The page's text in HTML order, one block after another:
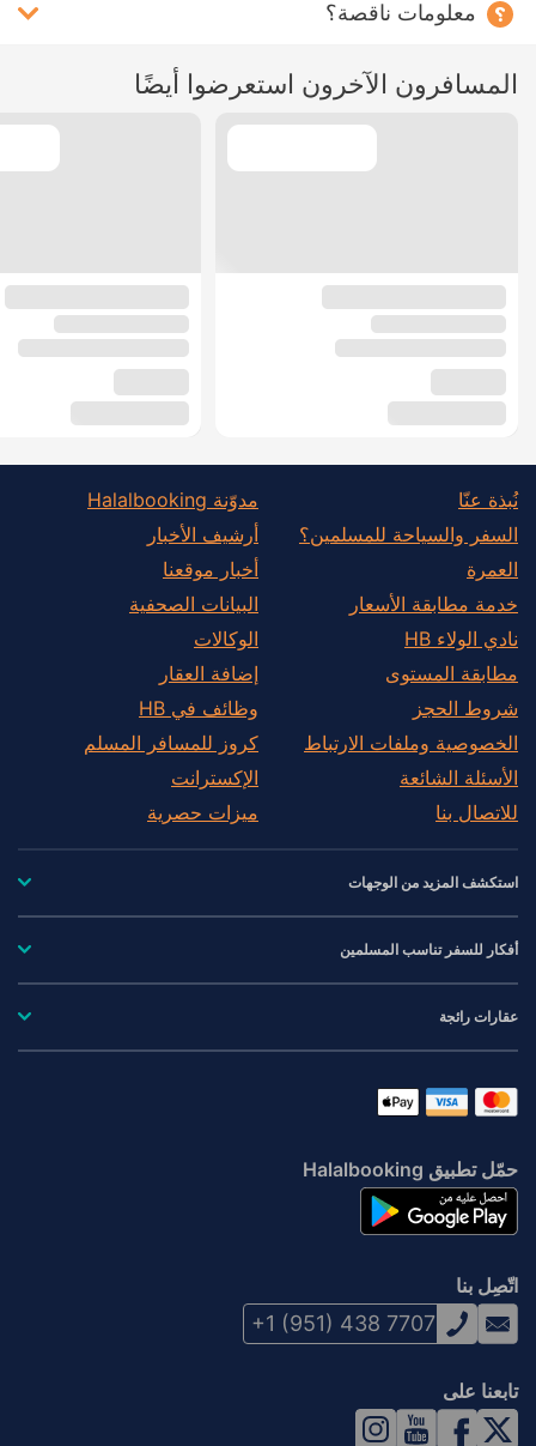
معلومات ناقصة؟
المسافرون الآخرون استعرضوا أيضًا
نُبذة عنّا
السفر والسياحة للمسلمين؟
العمرة
خدمة مطابقة الأسعار
نادي الولاء HB
مطابقة المستوى
شروط الحجز
الخصوصية وملفات الارتباط
الأسئلة الشائعة
للاتصال بنا
مدوّنة Halalbooking
أرشيف الأخبار
أخبار موقعنا
البيانات الصحفية
الوكالات
إضافة العقار
وظائف في HB
كروز للمسافر المسلم
الإكسترانت
ميزات حصرية
استكشف المزيد من الوجهات
أفكار للسفر تناسب المسلمين
عقارات رائجة
حمّل تطبيق Halalbooking
اتّصِل بنا
+1 (951) 438 7707
تابعنا على